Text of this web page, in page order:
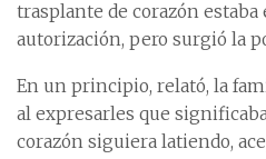
trasplante de corazón estaba
autorización, pero surgió la
En un principio, relató, la
al expresarles que
corazón siguiera latiendo,